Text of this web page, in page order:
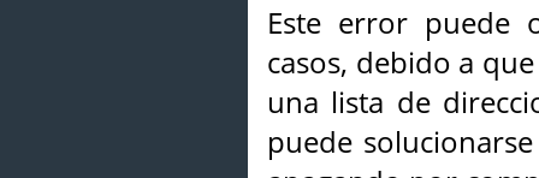
Este error puede
casos, debido a
una lista de
puede